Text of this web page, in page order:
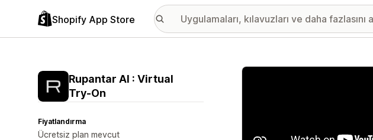
Shopify App Store
Rupantar AI : Virtual
Try‑On
Fiyatlandırma
Ücretsiz plan mevcut
Öne çıkan görsel galerisi